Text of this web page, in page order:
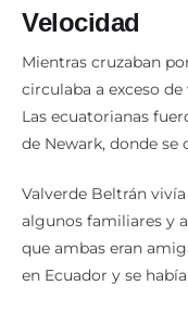
Velocidad
Mientras cruzaban
circulaba a exceso
Las ecuatorianas
de Newark, donde
Valverde Beltrán
algunos familiares y
que ambas eran
en Ecuador y se